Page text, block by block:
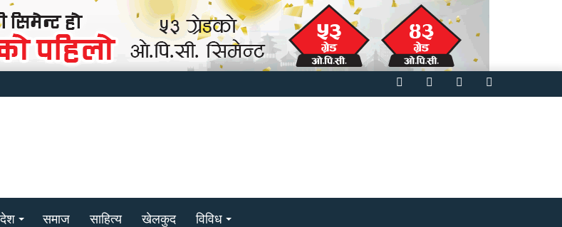
YouTube
Twitter
Facebook
समाज साहित्य खेलकुद विविध